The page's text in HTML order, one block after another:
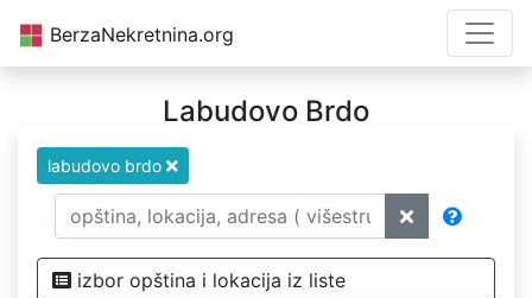
BerzaNekretnina.org
Labudovo Brdo
labudovo brdo
izbor opština i lokacija iz liste